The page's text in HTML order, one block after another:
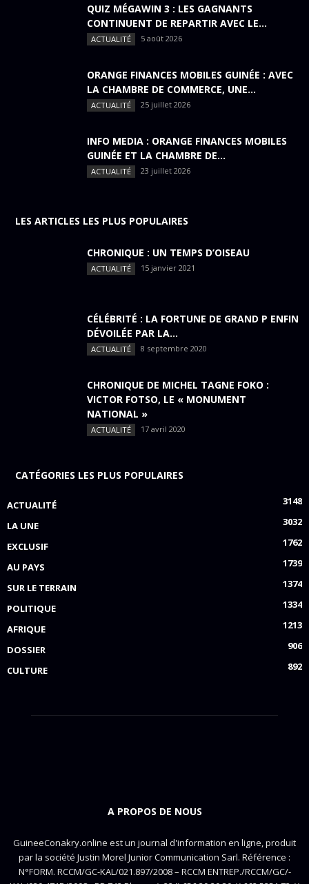
QUIZ MÉGAWIN 3 : LES GAGNANTS
CONTINUENT DE REPARTIR AVEC LE...
ACTUALITÉ 5 août 2026
ORANGE FINANCES MOBILES GUINÉE : AVEC
LA CHAMBRE DE COMMERCE, UNE...
ACTUALITÉ 25 juillet 2026
INFO MEDIA : ORANGE FINANCES MOBILES
GUINÉE ET LA CHAMBRE DE...
ACTUALITÉ 23 juillet 2026
LES ARTICLES LES PLUS POPULAIRES
CHRONIQUE : UN TEMPS D’OISEAU
ACTUALITÉ 15 janvier 2021
CÉLÉBRITÉ : LA FORTUNE DE GRAND P ENFIN
DÉVOILÉE PAR LA...
ACTUALITÉ 8 septembre 2020
CHRONIQUE DE MICHEL TAGNE FOKO :
VICTOR FOTSO, LE « MONUMENT
NATIONAL »
ACTUALITÉ 17 avril 2020
CATÉGORIES LES PLUS POPULAIRES
ACTUALITÉ
3148
LA UNE
3032
EXCLUSIF
1762
AU PAYS
1739
SUR LE TERRAIN
1374
POLITIQUE
1334
AFRIQUE
1213
DOSSIER
906
CULTURE
892
A PROPOS DE NOUS
GuineeConakry.online est un journal d'information en ligne, produit
par la société Justin Morel Junior Communication Sarl. Référence :
N°FORM. RCCM/GC-KAL/021.897/2008 – RCCM ENTREP./RCCM/GC/-